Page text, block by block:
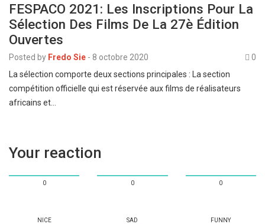
FESPACO 2021: Les Inscriptions Pour La
Sélection Des Films De La 27è Édition
Ouvertes
Posted by Fredo Sie - 8 octobre 2020
0
La sélection comporte deux sections principales : La section
compétition officielle qui est réservée aux films de réalisateurs
africains et…
Your reaction
0
NICE
0
SAD
0
FUNNY